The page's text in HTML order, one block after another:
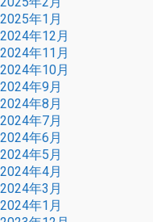
2025年1月
2024年12月
2024年11月
2024年10月
2024年9月
2024年8月
2024年7月
2024年6月
2024年5月
2024年4月
2024年3月
2024年1月